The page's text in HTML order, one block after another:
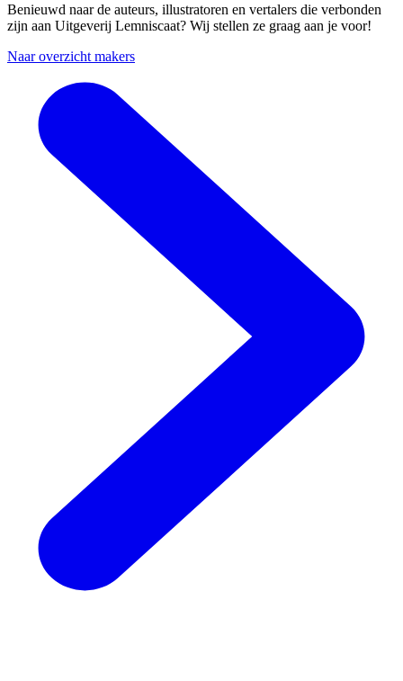
Benieuwd naar de auteurs, illustratoren en vertalers die verbonden
zijn aan Uitgeverij Lemniscaat? Wij stellen ze graag aan je voor!
Naar overzicht makers